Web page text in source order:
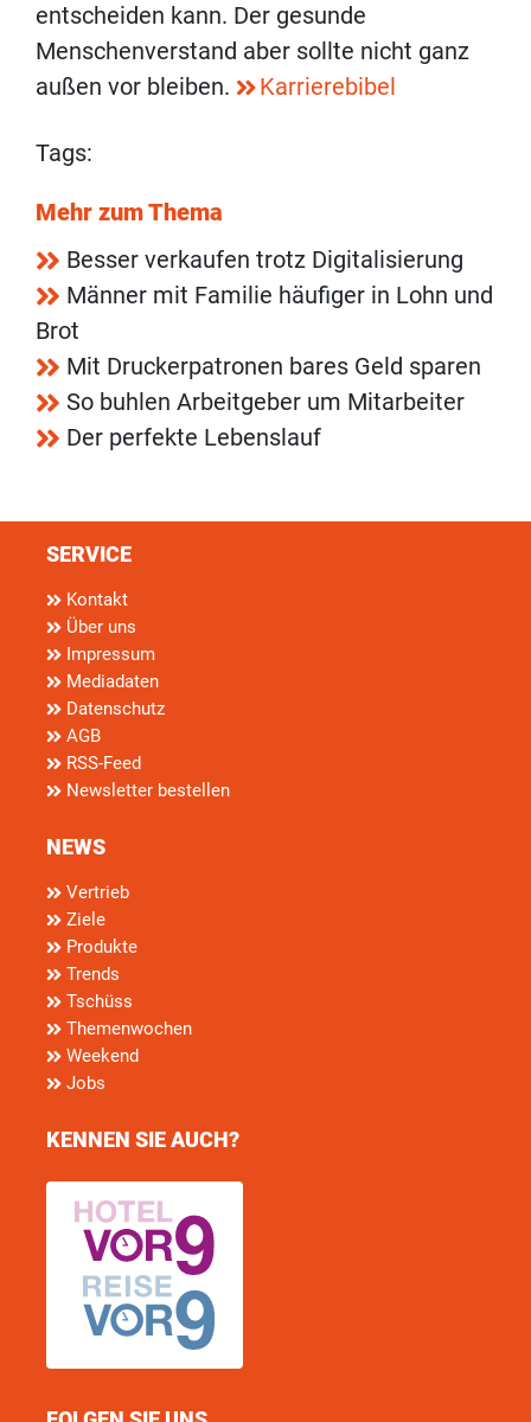
entscheiden kann. Der gesunde
Menschenverstand aber sollte nicht ganz
außen vor bleiben.
Karrierebibel
Tags:
Mehr zum Thema
Besser verkaufen trotz Digitalisierung
Männer mit Familie häufiger in Lohn und
Brot
Mit Druckerpatronen bares Geld sparen
So buhlen Arbeitgeber um Mitarbeiter
Der perfekte Lebenslauf
SERVICE
Kontakt
Über uns
Impressum
Mediadaten
Datenschutz
AGB
RSS-Feed
Newsletter bestellen
NEWS
Vertrieb
Ziele
Produkte
Trends
Tschüss
Themenwochen
Weekend
Jobs
KENNEN SIE AUCH?